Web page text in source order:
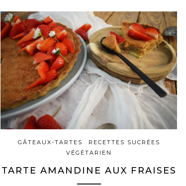
GÂTEAUX-TARTES
RECETTES SUCRÉES
VÉGÉTARIEN
TARTE AMANDINE AUX FRAISES